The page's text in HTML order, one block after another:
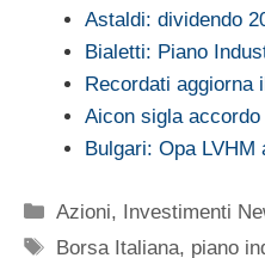
Astaldi: dividendo
Bialetti: Piano
Recordati aggiorna
Aicon sigla
Bulgari: Opa LVHM
Categorie
Azioni,
Investimenti
Tag
Borsa Italiana, piano